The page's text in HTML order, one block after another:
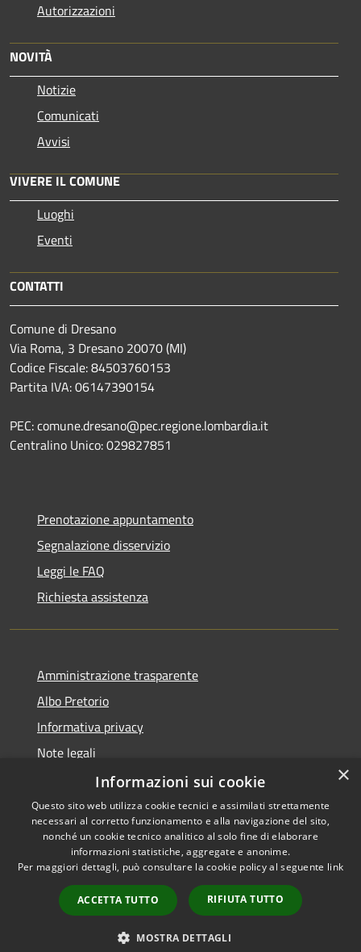
Autorizzazioni
NOVITÀ
Notizie
Comunicati
Avvisi
VIVERE IL COMUNE
Luoghi
Eventi
CONTATTI
Comune di Dresano
Via Roma, 3 Dresano 20070 (MI)
Codice Fiscale: 84503760153
Partita IVA: 06147390154
PEC: comune.dresano@pec.regione.lombardia.it
Centralino Unico: 029827851
Prenotazione appuntamento
Segnalazione disservizio
Leggi le FAQ
Richiesta assistenza
Amministrazione trasparente
Albo Pretorio
Informativa privacy
Note legali
Dichiarazione di accessibilità
RSS
Accessibilità
Copyright © 2026 • Comune di
Municipium•
Accesso
redazione
×
Informazioni sui cookie
Questo sito web utilizza cookie tecnici e assimilati strettamente
necessari al corretto funzionamento e alla navigazione del sito,
nonché un cookie tecnico analitico al solo fine di elaborare
informazioni statistiche, aggregate e anonime.
Per maggiori dettagli, può consultare la cookie policy al seguente link
ACCETTA TUTTO RIFIUTA TUTTO
MOSTRA DETTAGLI